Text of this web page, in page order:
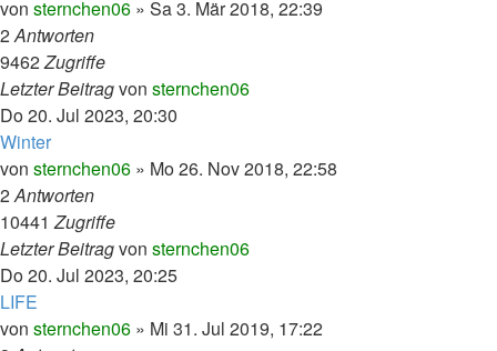
von sternchen06 » Sa 3. Mär 2018, 22:39
2Antworten
9462Zugriffe
Letzter Beitragvon sternchen06
Do 20. Jul 2023, 20:30
Winter
von sternchen06 » Mo 26. Nov 2018, 22:58
2Antworten
10441Zugriffe
Letzter Beitragvon sternchen06
Do 20. Jul 2023, 20:25
LIFE
von sternchen06 » Mi 31. Jul 2019, 17:22